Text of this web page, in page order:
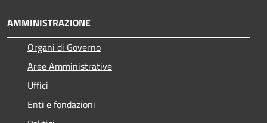
AMMINISTRAZIONE
Organi di Governo
Aree Amministrative
Uffici
Enti e fondazioni